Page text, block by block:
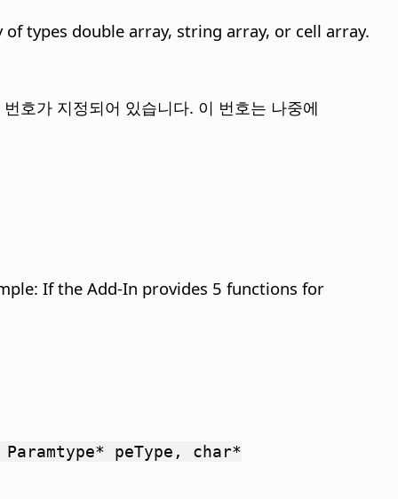
types double array, string array, or cell array.
호가 지정되어 있습니다. 이 번호는 나중에
If the Add-In provides 5 functions for
Paramtype* peType, char*